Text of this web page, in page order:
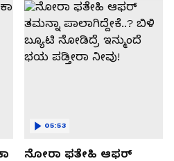
ನೋರಾ ಫತೇಹಿ ಆಫರ್​
05:53